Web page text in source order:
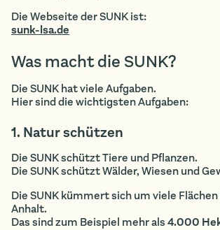
Die Webseite der SUNK ist:
sunk-lsa.de
Was macht die SUNK?
Die SUNK hat viele Aufgaben.
Hier sind die wichtigsten Aufgaben:
1. Natur schützen
Die SUNK schützt Tiere und Pflanzen.
Die SUNK schützt Wälder, Wiesen und
Die SUNK kümmert sich um viele
Anhalt.
Das sind zum Beispiel mehr als4.000